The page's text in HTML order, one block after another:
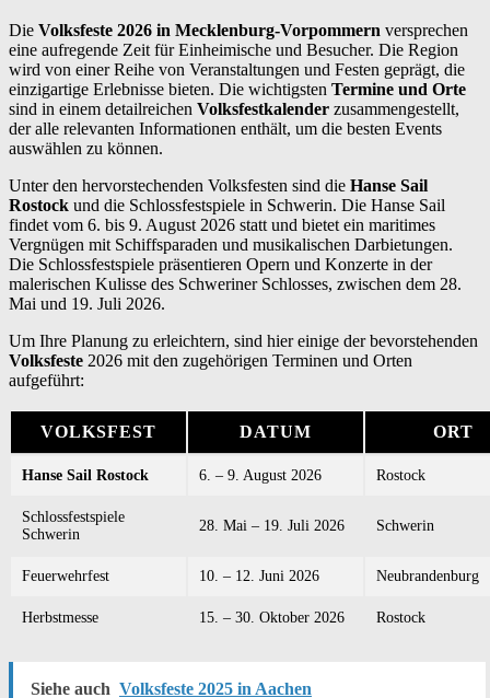
Die Volksfeste 2026 in Mecklenburg-Vorpommern versprechen
eine aufregende Zeit für Einheimische und Besucher. Die Region
wird von einer Reihe von Veranstaltungen und Festen geprägt, die
einzigartige Erlebnisse bieten. Die wichtigsten Termine und Orte
sind in einem detailreichen Volksfestkalender zusammengestellt,
der alle relevanten Informationen enthält, um die besten Events
auswählen zu können.
Unter den hervorstechenden Volksfesten sind die Hanse Sail
Rostock und die Schlossfestspiele in Schwerin. Die Hanse Sail
findet vom 6. bis 9. August 2026 statt und bietet ein maritimes
Vergnügen mit Schiffsparaden und musikalischen Darbietungen.
Die Schlossfestspiele präsentieren Opern und Konzerte in der
malerischen Kulisse des Schweriner Schlosses, zwischen dem 28.
Mai und 19. Juli 2026.
Um Ihre Planung zu erleichtern, sind hier einige der bevorstehenden
Volksfeste 2026 mit den zugehörigen Terminen und Orten
aufgeführt:
VOLKSFEST DATUM ORT
Hanse Sail Rostock 6. – 9. August 2026 Rostock
Schlossfestspiele
Schwerin
28. Mai – 19. Juli 2026 Schwerin
Feuerwehrfest 10. – 12. Juni 2026 Neubrandenburg
Herbstmesse 15. – 30. Oktober 2026 Rostock
Siehe auch Volksfeste 2025 in Aachen